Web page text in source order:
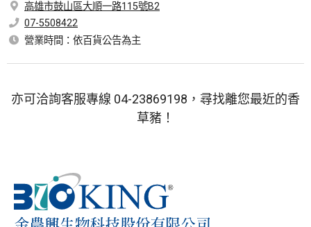
高雄市鼓山區大順一路115號B2
07-5508422
營業時間：依百貨公告為主
亦可洽詢客服專線 04-23869198 ，尋找離您最近的香
草豬！